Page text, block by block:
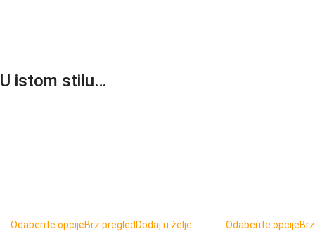
U istom stilu…
Odaberite opcijeBrz pregled Dodaj u želje Odaberite opcije